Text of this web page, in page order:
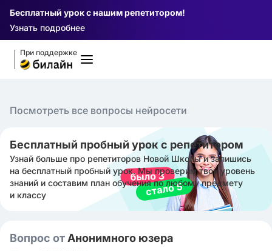
Бесплатный урок с нашим репетитором!
Узнать подробнее
При поддержке
Посмотреть все вопросы нейросети
Бесплатный пробный урок с репетитором
Узнай больше про репетиторов Новой Школы и запишись
на бесплатный пробный урок. Мы проверим твой уровень
знаний и составим план обучения по любому предмету
и классу
Вопрос от Анонимного юзера